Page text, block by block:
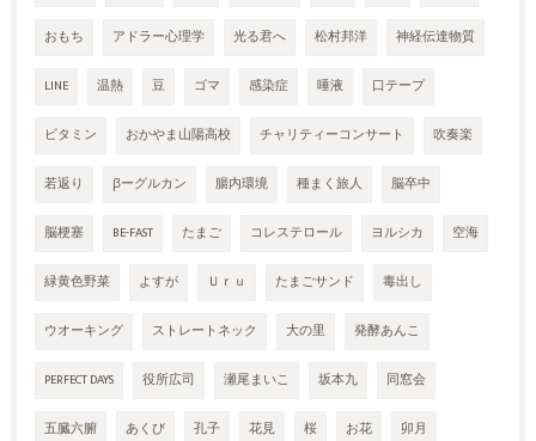
おもち アドラー心理学 光る君へ 松村邦洋 神経伝達物質
LINE 温熱 豆 ゴマ 感染症 唾液 口テープ
ビタミン おかやま山陽高校 チャリティーコンサート 吹奏楽
若返り βーグルカン 腸内環境 種まく旅人 脳卒中
脳梗塞 BE-FAST たまご コレステロール ヨルシカ 空海
緑黄色野菜 よすが Ｕｒｕ たまごサンド 毒出し
ウオーキング ストレートネック 大の里 発酵あんこ
PERFECT DAYS 役所広司 瀬尾まいこ 坂本九 同窓会
五臓六腑 あくび 孔子 花見 桜 お花 卯月